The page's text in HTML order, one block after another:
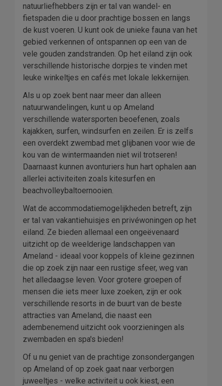
natuurliefhebbers zijn er tal van wandel- en
fietspaden die u door prachtige bossen en langs
de kust voeren. U kunt ook de unieke fauna van het
gebied verkennen of ontspannen op een van de
vele gouden zandstranden. Op het eiland zijn ook
verschillende historische dorpjes te vinden met
leuke winkeltjes en cafés met lokale lekkernijen.
Als u op zoek bent naar meer dan alleen
natuurwandelingen, kunt u op Ameland
verschillende watersporten beoefenen, zoals
kajakken, surfen, windsurfen en zeilen. Er is zelfs
een overdekt zwembad met glijbanen voor wie de
kou van de wintermaanden niet wil trotseren!
Daarnaast kunnen avonturiers hun hart ophalen aan
allerlei activiteiten zoals kitesurfen en
beachvolleybaltoernooien.
Wat de accommodatiemogelijkheden betreft, zijn
er tal van vakantiehuisjes en privéwoningen op het
eiland. Ze bieden allemaal een ongeëvenaard
uitzicht op de weelderige landschappen van
Ameland - ideaal voor koppels of kleine gezinnen
die op zoek zijn naar een rustige sfeer, weg van
het alledaagse leven. Voor grotere groepen of
mensen die iets meer luxe zoeken, zijn er ook
verschillende resorts in de buurt van de beste
attracties van Ameland, die naast een
adembenemend uitzicht ook voorzieningen als
zwembaden en spa's bieden!
Of u nu geniet van de prachtige zonsondergangen
op Ameland of op zoek gaat naar verborgen
juweeltjes - welke activiteit u ook kiest, een